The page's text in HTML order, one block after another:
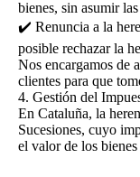
bienes, sin asumir
✔️ Renuncia a la
posible rechazar la
Nos encargamos de
clientes para que
4. Gestión del
En Cataluña, la
Sucesiones, cuyo
el valor de los bienes